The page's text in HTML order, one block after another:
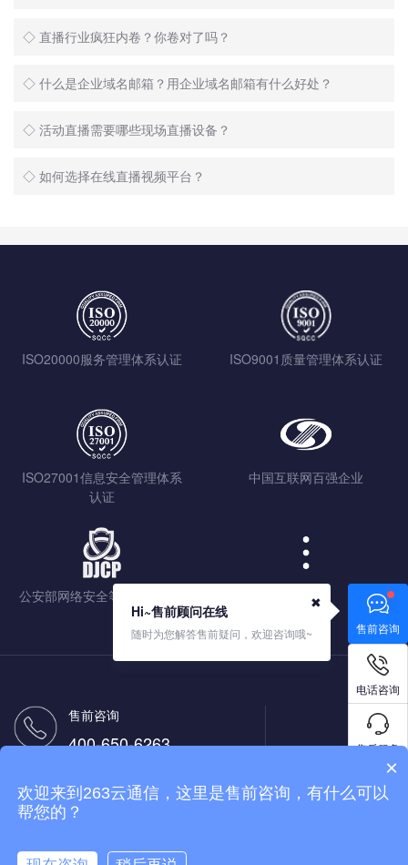
◇ 直播行业疯狂内卷？你卷对了吗？
◇ 什么是企业域名邮箱？用企业域名邮箱有什么好处？
◇ 活动直播需要哪些现场直播设备？
◇ 如何选择在线直播视频平台？
ISO20000服务管理体系认证 ISO9001质量管理体系认证
ISO27001信息安全管理体系
认证
中国互联网百强企业
公安部网络安全等级保护认证 查看更多
售前咨询
400-650-6263
400-650-9263
售前咨询
Hi~售前顾问在线
随时为您解答售前疑问，欢迎咨询哦~
✖
电话咨询
售后服务
×
欢迎来到263云通信，这里是售前咨询，有什么可以
帮您的？